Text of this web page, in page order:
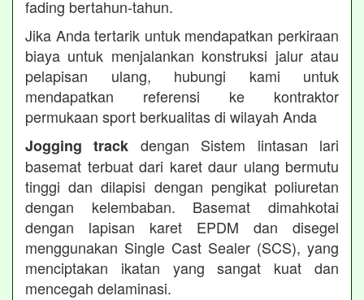
fading bertahun-tahun.
Jika Anda tertarik untuk mendapatkan perkiraan
biaya untuk menjalankan konstruksi jalur atau
pelapisan ulang, hubungi kami untuk
mendapatkan referensi ke kontraktor
permukaan sport berkualitas di wilayah Anda
Jogging track dengan Sistem lintasan lari
basemat terbuat dari karet daur ulang bermutu
tinggi dan dilapisi dengan pengikat poliuretan
dengan kelembaban. Basemat dimahkotai
dengan lapisan karet EPDM dan disegel
menggunakan Single Cast Sealer (SCS), yang
menciptakan ikatan yang sangat kuat dan
mencegah delaminasi.